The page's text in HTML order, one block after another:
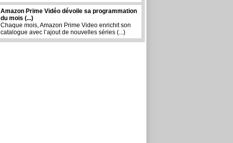
Amazon Prime Vidéo dévoile sa programmation
du mois (...)
Chaque mois, Amazon Prime Video enrichit son
catalogue avec l’ajout de nouvelles séries (...)